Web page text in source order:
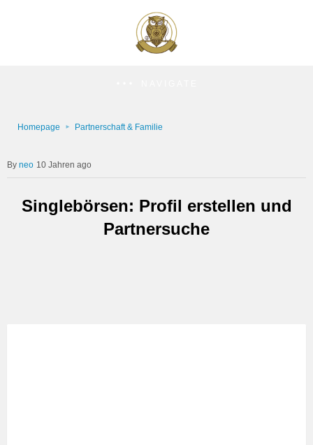
Homepage Partnerschaft & Familie
neo 10 Jahren ago
Singlebörsen: Profil erstellen und
Partnersuche